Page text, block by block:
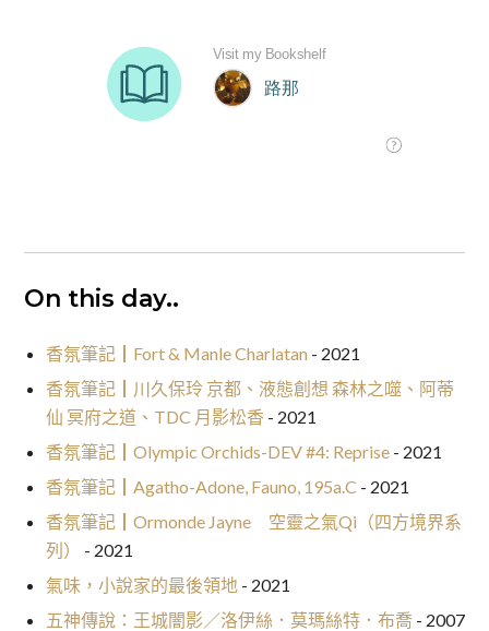
On this day..
香氛筆記┃Fort & Manle Charlatan - 2021
香氛筆記┃川久保玲 京都、液態創想 森林之噬、阿蒂
仙 冥府之道、TDC 月影松香 - 2021
香氛筆記┃Olympic Orchids-DEV #4: Reprise- 2021
香氛筆記┃Agatho-Adone, Fauno, 195a.C - 2021
香氛筆記┃Ormonde Jayne 空靈之氣Qi（四方境界系
列）
- 2021
氣味，小說家的最後領地- 2021
五神傳說：王城闇影／洛伊絲．莫瑪絲特．布喬 - 2007